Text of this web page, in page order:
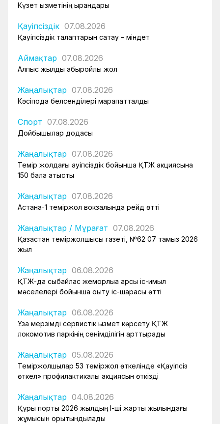
Күзет қызметінің қырандары
Қауіпсіздік 07.08.2026
Қауіпсіздік талаптарын сақтау – міндет
Аймақтар 07.08.2026
Алпыс жылдық абыройлы жол
Жаңалықтар 07.08.2026
Кәсіподақ белсенділері марапатталды
Спорт 07.08.2026
Дойбышылар додасы
Жаңалықтар 07.08.2026
Темір жолдағы қауіпсіздік бойынша ҚТЖ акциясына
150 бала қатысты
Жаңалықтар 07.08.2026
Астана-1 теміржол вокзалында рейд өтті
Жаңалықтар / Мұрағат 07.08.2026
Қазақстан теміржолшысы газеті, №62 07 тамыз 2026
жыл
Жаңалықтар 06.08.2026
ҚТЖ-да сыбайлас жемқорлыққа қарсы іс-қимыл
мәселелері бойынша оқыту іс-шарасы өтті
Жаңалықтар 06.08.2026
Ұзақ мерзімді сервистік қызмет көрсету ҚТЖ
локомотив паркінің сенімділігін арттырады
Жаңалықтар 05.08.2026
Теміржолшылар 53 теміржол өткелінде «Қауіпсіз
өткел» профилактикалық акциясын өткізді
Жаңалықтар 04.08.2026
Құрық порты 2026 жылдың І-ші жарты жылындағы
жұмысын қорытындылады